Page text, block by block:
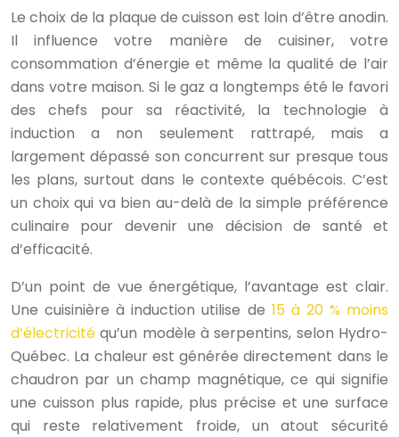
Le choix de la plaque de cuisson est loin d’être anodin.
Il influence votre manière de cuisiner, votre
consommation d’énergie et même la qualité de l’air
dans votre maison. Si le gaz a longtemps été le favori
des chefs pour sa réactivité, la technologie à
induction a non seulement rattrapé, mais a
largement dépassé son concurrent sur presque tous
les plans, surtout dans le contexte québécois. C’est
un choix qui va bien au-delà de la simple préférence
culinaire pour devenir une décision de santé et
d’efficacité.
D’un point de vue énergétique, l’avantage est clair.
Une cuisinière à induction utilise de 15 à 20 % moins
d’électricité qu’un modèle à serpentins, selon Hydro-
Québec. La chaleur est générée directement dans le
chaudron par un champ magnétique, ce qui signifie
une cuisson plus rapide, plus précise et une surface
qui reste relativement froide, un atout sécurité